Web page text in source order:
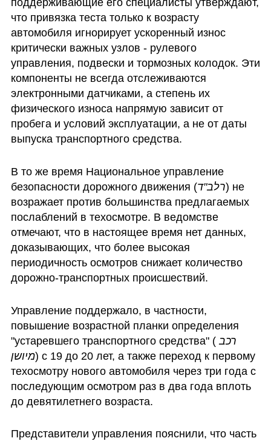
что привязка теста только к возрасту
автомобиля игнорирует ускоренный износ
критически важных узлов - рулевого
управления, подвески и тормозных колодок. Эти
компоненты не всегда отслеживаются
электронными датчиками, а степень их
физического износа напрямую зависит от
пробега и условий эксплуатации, а не от даты
выпуска транспортного средства.
В то же время Национальное управление
безопасности дорожного движения (רלב"ד) не
возражает против большинства предлагаемых
послаблений в техосмотре. В ведомстве
отмечают, что в настоящее время нет данных,
доказывающих, что более высокая
периодичность осмотров снижает количество
дорожно-транспортных происшествий.
Управление поддержало, в частности,
повышение возрастной планки определения
"устаревшего транспортного средства" (רכב
מיושן) с 19 до 20 лет, а также переход к первому
техосмотру нового автомобиля через три года с
последующим осмотром раз в два года вплоть
до девятилетнего возраста.
Представители управления пояснили, что часть